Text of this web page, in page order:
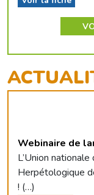
Webinaire de
L’Union
Herpétologique
! (…)